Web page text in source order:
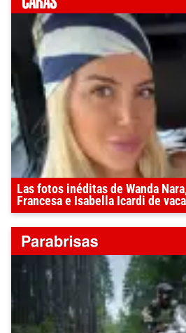
Las fotos inéditas de Wanda
Francesa e Isabella Icardi de